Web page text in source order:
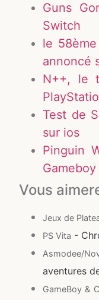
Guns
Switch
le
annoncé
N++, le
Test de
sur ios
Pinguin
Gameboy
Vous
Jeux de
PS Vita -
Asmodee/
aventures
GameBoy &